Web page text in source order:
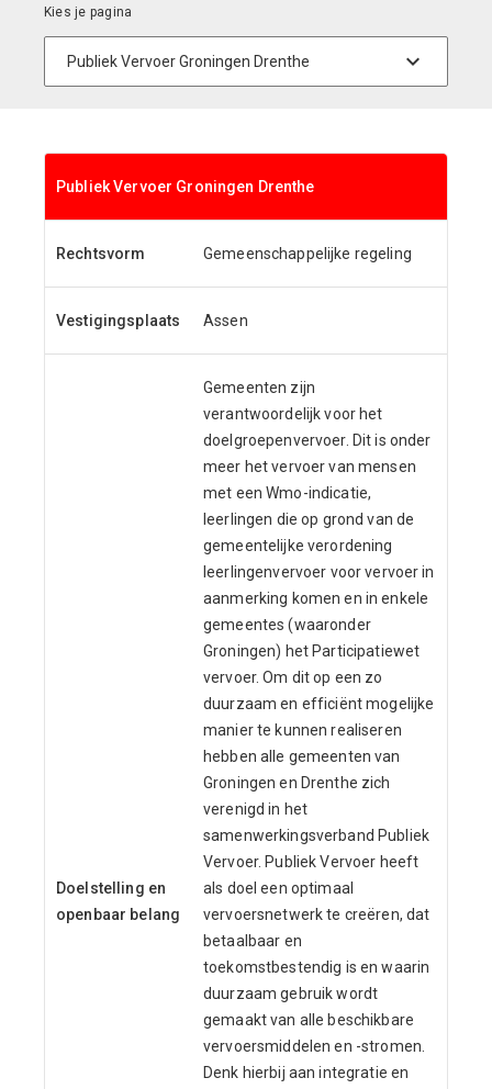
Publiek Vervoer Groningen Drenthe
Rechtsvorm Gemeenschappelijke regeling
Vestigingsplaats Assen
Doelstelling en
openbaar belang
Gemeenten zijn
verantwoordelijk voor het
doelgroepenvervoer. Dit is onder
meer het vervoer van mensen
met een Wmo-indicatie,
leerlingen die op grond van de
gemeentelijke verordening
leerlingenvervoer voor vervoer in
aanmerking komen en in enkele
gemeentes (waaronder
Groningen) het Participatiewet
vervoer. Om dit op een zo
duurzaam en efficiënt mogelijke
manier te kunnen realiseren
hebben alle gemeenten van
Groningen en Drenthe zich
verenigd in het
samenwerkingsverband Publiek
Vervoer. Publiek Vervoer heeft
als doel een optimaal
vervoersnetwerk te creëren, dat
betaalbaar en
toekomstbestendig is en waarin
duurzaam gebruik wordt
gemaakt van alle beschikbare
vervoersmiddelen en -stromen.
Denk hierbij aan integratie en